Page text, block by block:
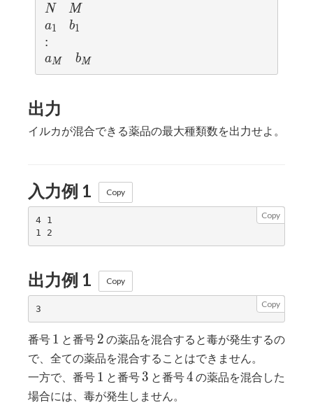
N
N M
M
a_1
a1 b_1
b1
::
a_M
aM b_M
bM
出力
イルカが混合できる薬品の最大種類数を出力せよ。
入力例 1 Copy
Copy
4 1
出力例 1 Copy
Copy
番号 1
1 と番号 2
2 の薬品を混合すると毒が発生するの
で、全ての薬品を混合することはできません。
一方で、番号 1
1 と番号 3
3 と番号4
4 の薬品を混合した
場合には、毒が発生しません。